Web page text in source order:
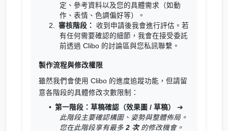
定、參考資料以及您的具體需求（如動
作、表情、色調偏好等）。
審核階段：
收到申請後我會進行評估。若
有任何需要確認的細節，我會在接受委託
前透過 Clibo 的討論區與您私訊聯繫。
製作流程與修改權限
雖然我們會使用 Clibo 的進度追蹤功能，但請留
意各階段的具體修改次數限制：
第一階段：草稿確認（效果圖 / 草稿）
➔
此階段主要確認構圖、姿勢與整體佈局。
您在此階段享有最多2 次的修改機會。